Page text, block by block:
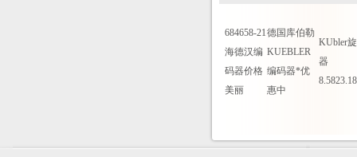
684658-21
海德汉编
码器价格
美丽
德国库伯勒
KUEBLER
编码器*优
惠中
KUbler
器